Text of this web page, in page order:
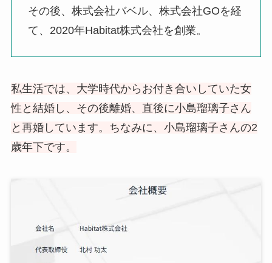
その後、株式会社バベル、株式会社GOを経
て、2020年Habitat株式会社を創業。
私生活では、大学時代からお付き合いしていた女
性と結婚し、その後離婚、直後に小島瑠璃子さん
と再婚しています。ちなみに、小島瑠璃子さんの2
歳年下です。